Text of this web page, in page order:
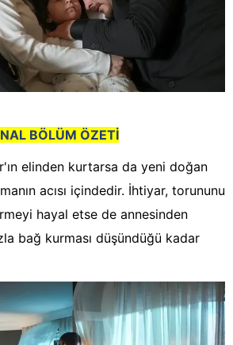
BÖLÜM ÖZETİ
elinden kurtarsa da yeni doğan
acısı içindedir. İhtiyar, torununu
hayal etse de annesinden
bağ kurması düşündüğü kadar